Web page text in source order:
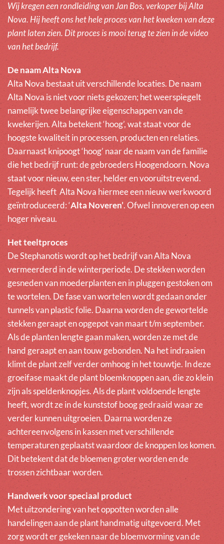
Wij kregen een rondleiding van Jan Bos, verkoper bij Alta
Nova. Hij heeft ons het hele proces van het kweken van deze
plant laten zien. Dit proces is mooi terug te zien in de video
van het bedrijf.
De naam Alta Nova
Alta Nova bestaat uit verschillende locaties. De naam
Alta Nova is niet voor niets gekozen; het weerspiegelt
namelijk twee belangrijke eigenschappen van de
kwekerijen. Alta betekent ‘hoog’, wat staat voor de
hoogste kwaliteit in processen, producten en relaties.
Daarnaast knipoogt ‘hoog’ naar de naam van de familie
die het bedrijf runt: de gebroeders Hoogendoorn. Nova
staat voor nieuw, een ster, helder en vooruitstrevend.
Tegelijk heeft Alta Nova hiermee een nieuw werkwoord
geïntroduceerd: ‘Alta Noveren’. Ofwel innoveren op een
hoger niveau.
Het teeltproces
De Stephanotis wordt op het bedrijf van Alta Nova
vermeerderd in de winterperiode. De stekken worden
gesneden van moederplanten en in pluggen gestoken om
te wortelen. De fase van wortelen wordt gedaan onder
tunnels van plastic folie. Daarna worden de gewortelde
stekken geraapt en opgepot van maart t/m september.
Als de planten lengte gaan maken, worden ze met de
hand geraapt en aan touw gebonden. Na het indraaien
klimt de plant zelf verder omhoog in het touwtje. In deze
groeifase maakt de plant bloemknoppen aan, die zo klein
zijn als speldenknopjes. Als de plant voldoende lengte
heeft, wordt ze in de kunststof boog gedraaid waar ze
verder kunnen uitgroeien. Daarna worden ze
achtereenvolgens in kassen met verschillende
temperaturen geplaatst waardoor de knoppen los komen.
Dit betekent dat de bloemen groter worden en de
trossen zichtbaar worden.
Handwerk voor speciaal product
Met uitzondering van het oppotten worden alle
handelingen aan de plant handmatig uitgevoerd. Met
zorg wordt er gekeken naar de bloemvorming van de